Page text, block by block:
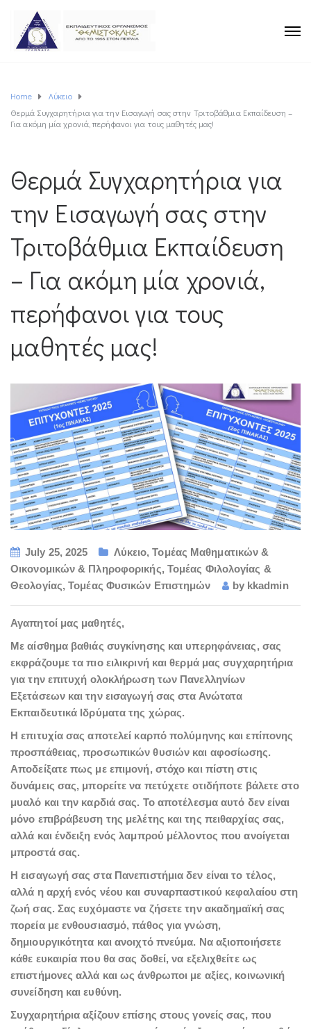
Home
Λύκειο
Θερμά Συγχαρητήρια για την Εισαγωγή σας στην Τριτοβάθμια Εκπαίδευση –
Για ακόμη μία χρονιά, περήφανοι για τους μαθητές μας!
Θερμά Συγχαρητήρια για
την Εισαγωγή σας στην
Τριτοβάθμια Εκπαίδευση
– Για ακόμη μία χρονιά,
περήφανοι για τους
μαθητές μας!
July 25, 2025 Λύκειο,Τομέας Μαθηματικών &
Οικονομικών & Πληροφορικής, Τομέας Φιλολογίας &
Θεολογίας,Τομέας Φυσικών Επιστημών by kkadmin
Αγαπητοί μας μαθητές,
Με αίσθημα βαθιάς συγκίνησης και υπερηφάνειας, σας
εκφράζουμε τα πιο ειλικρινή και θερμά μας συγχαρητήρια
για την επιτυχή ολοκλήρωση των Πανελληνίων
Εξετάσεων και την εισαγωγή σας στα Ανώτατα
Εκπαιδευτικά Ιδρύματα της χώρας.
Η επιτυχία σας αποτελεί καρπό πολύμηνης και επίπονης
προσπάθειας, προσωπικών θυσιών και αφοσίωσης.
Αποδείξατε πως με επιμονή, στόχο και πίστη στις
δυνάμεις σας, μπορείτε να πετύχετε οτιδήποτε βάλετε στο
μυαλό και την καρδιά σας. Το αποτέλεσμα αυτό δεν είναι
μόνο επιβράβευση της μελέτης και της πειθαρχίας σας,
αλλά και ένδειξη ενός λαμπρού μέλλοντος που ανοίγεται
μπροστά σας.
Η εισαγωγή σας στα Πανεπιστήμια δεν είναι το τέλος,
αλλά η αρχή ενός νέου και συναρπαστικού κεφαλαίου στη
ζωή σας. Σας ευχόμαστε να ζήσετε την ακαδημαϊκή σας
πορεία με ενθουσιασμό, πάθος για γνώση,
δημιουργικότητα και ανοιχτό πνεύμα. Να αξιοποιήσετε
κάθε ευκαιρία που θα σας δοθεί, να εξελιχθείτε ως
επιστήμονες αλλά και ως άνθρωποι με αξίες, κοινωνική
συνείδηση και ευθύνη.
Συγχαρητήρια αξίζουν επίσης στους γονείς σας, που